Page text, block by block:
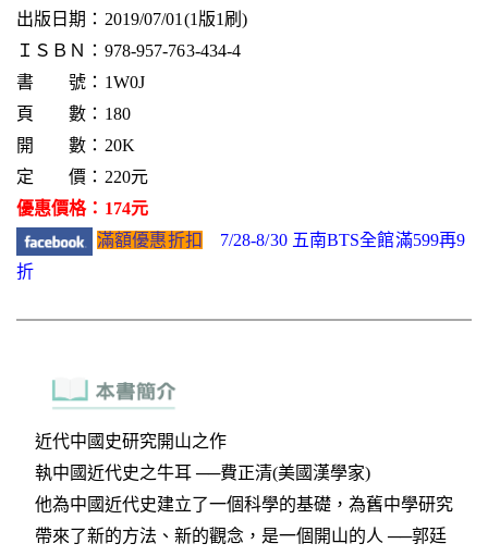
出版日期：2019/07/01(1版1刷)
ＩＳＢＮ：978-957-763-434-4
書 號：1W0J
頁 數：180
開 數：20K
定 價：220元
優惠價格：174元
滿額優惠折扣
7/28-8/30 五南BTS全館滿599再9
折